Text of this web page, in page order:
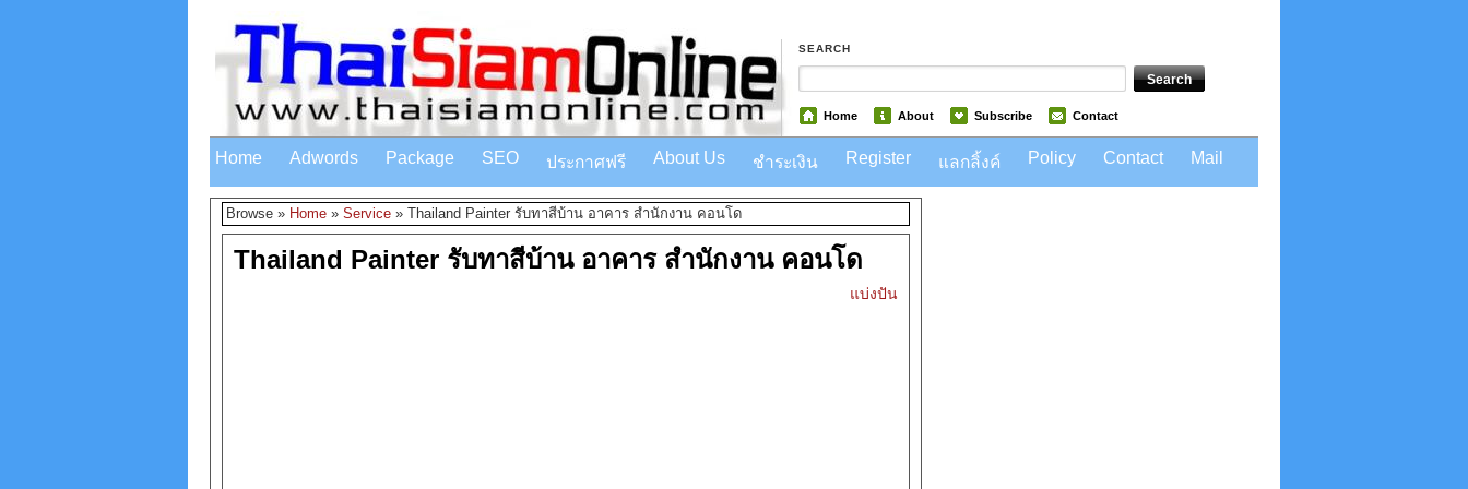
SEARCH
Home About Subscribe Contact
Home Adwords Package SEO ประกาศฟรี About Us ชำระเงิน Register แลกลิ้งค์ Policy Contact Mail
Browse » Home » Service » Thailand Painter รับทาสีบ้าน อาคาร สำนักงาน คอนโด
Thailand Painter รับทาสีบ้าน อาคาร สำนักงาน คอนโด
แบ่งปัน